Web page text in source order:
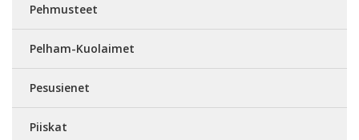
Pehmusteet
Pelham-Kuolaimet
Pesusienet
Piiskat